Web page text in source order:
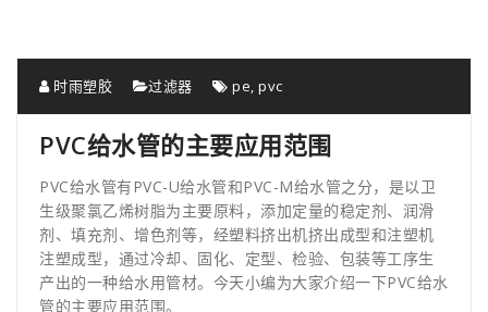
时雨塑胶 过滤器 pe, pvc
PVC给水管的主要应用范围
PVC给水管有PVC-U给水管和PVC-M给水管之分，是以卫
生级聚氯乙烯树脂为主要原料，添加定量的稳定剂、润滑
剂、填充剂、增色剂等，经塑料挤出机挤出成型和注塑机
注塑成型，通过冷却、固化、定型、检验、包装等工序生
产出的一种给水用管材。今天小编为大家介绍一下PVC给水
管的主要应用范围。